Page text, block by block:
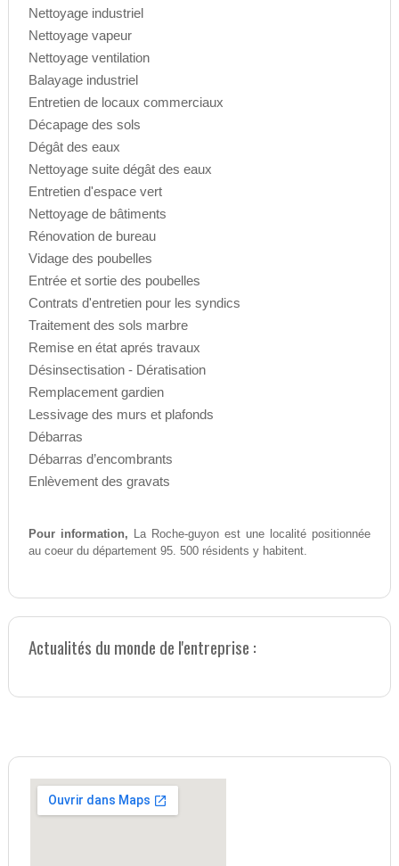
Nettoyage industriel
Nettoyage vapeur
Nettoyage ventilation
Balayage industriel
Entretien de locaux commerciaux
Décapage des sols
Dégât des eaux
Nettoyage suite dégât des eaux
Entretien d'espace vert
Nettoyage de bâtiments
Rénovation de bureau
Vidage des poubelles
Entrée et sortie des poubelles
Contrats d'entretien pour les syndics
Traitement des sols marbre
Remise en état aprés travaux
Désinsectisation - Dératisation
Remplacement gardien
Lessivage des murs et plafonds
Débarras
Débarras d’encombrants
Enlèvement des gravats
Pour information, La Roche-guyon est une localité positionnée
au coeur du département 95. 500 résidents y habitent.
Actualités du monde de l'entreprise :